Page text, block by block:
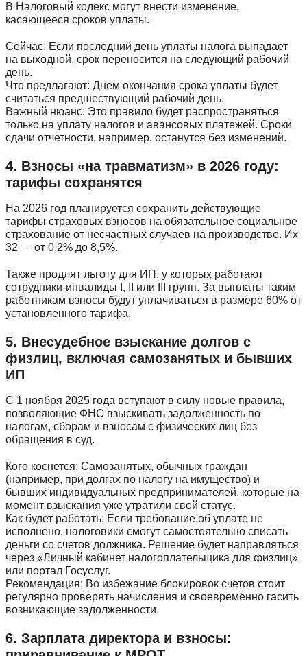
В Налоговый кодекс могут внести изменение,
касающееся сроков уплаты.
Сейчас: Если последний день уплаты налога выпадает
на выходной, срок переносится на следующий рабочий
день.
Что предлагают: Днем окончания срока уплаты будет
считаться предшествующий рабочий день.
Важный нюанс: Это правило будет распространяться
только на уплату налогов и авансовых платежей. Сроки
сдачи отчетности, например, останутся без изменений.
4. Взносы «на травматизм» в 2026 году:
тарифы сохранятся
На 2026 год планируется сохранить действующие
тарифы страховых взносов на обязательное социальное
страхование от несчастных случаев на производстве. Их
32 — от 0,2% до 8,5%.
Также продлят льготу для ИП, у которых работают
сотрудники-инвалиды I, II или III групп. За выплаты таким
работникам взносы будут уплачиваться в размере 60% от
установленного тарифа.
5. Внесудебное взыскание долгов с
физлиц, включая самозанятых и бывших
ИП
С 1 ноября 2025 года вступают в силу новые правила,
позволяющие ФНС взыскивать задолженность по
налогам, сборам и взносам с физических лиц без
обращения в суд.
Кого коснется: Самозанятых, обычных граждан
(например, при долгах по налогу на имущество) и
бывших индивидуальных предпринимателей, которые на
момент взыскания уже утратили свой статус.
Как будет работать: Если требование об уплате не
исполнено, налоговики смогут самостоятельно списать
деньги со счетов должника. Решение будет направляться
через «Личный кабинет налогоплательщика для физлиц»
или портал Госуслуг.
Рекомендация: Во избежание блокировок счетов стоит
регулярно проверять начисления и своевременно гасить
возникающие задолженности.
6. Зарплата директора и взносы: